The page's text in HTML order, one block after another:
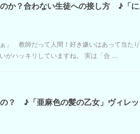
か？合わない生徒への接し方 ♪「
」 教師だって人間！好き嫌いはあって当た
がハッキリしていますね。 実は「合 ...
？ ♪「亜麻色の髪の乙女」ヴィレ